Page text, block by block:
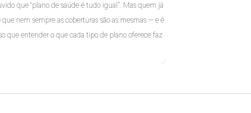
que “plano de saúde é tudo igual”. Mas quem já
que nem sempre as coberturas são as mesmas — e é
que entender o que cada tipo de plano oferece faz